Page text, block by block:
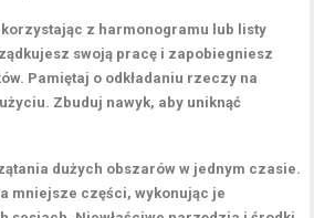
z harmonogramu lub listy
swoją pracę i zapobiegniesz
Pamiętaj o odkładaniu rzeczy na
Zbuduj nawyk, aby uniknąć
dużych obszarów w jednym czasie.
mniejsze części, wykonując je